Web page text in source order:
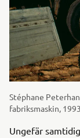
Stéphane
fabriksmaskin,
Ungefär